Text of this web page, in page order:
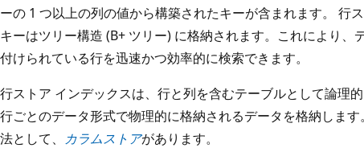
ーの 1 つ以上の列の値から構築されたキーが含まれます。 行
キーはツリー構造 (B+ ツリー) に格納されます。これにより、
付けられている行を迅速かつ効率的に検索できます。
行ストア インデックスは、行と列を含むテーブルとして論理
行ごとのデータ形式で物理的に格納されるデータを格納しま
法として、
カラムストアがあります。